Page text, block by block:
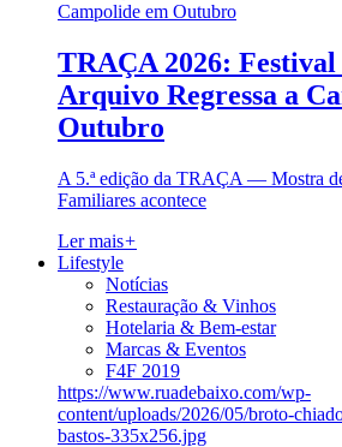
TRAÇA 2026: Festival
Arquivo Regressa a
Outubro
A 5.ª edição da TRAÇA — Mostra
Familiares acontece
Ler mais+
Lifestyle
Notícias
Restauração & Vinhos
Hotelaria & Bem-estar
Marcas & Eventos
F4F 2019
https://www.ruadebaixo.com/wp-
content/uploads/2026/05/broto-
bastos-335x256.jpg